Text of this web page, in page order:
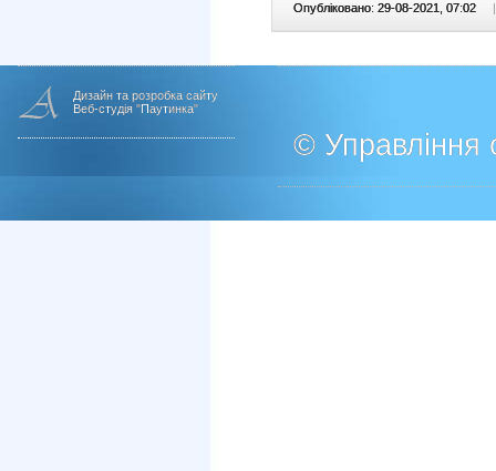
Опубліковано: 29-08-2021, 07:02 |
Дизайн та розробка сайту
Веб-студія "Паутинка"
© Управління